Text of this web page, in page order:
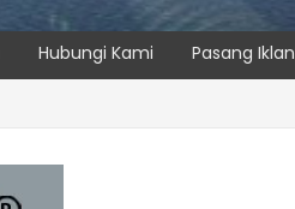
Hubungi Kami Pasang Iklan